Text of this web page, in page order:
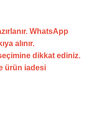
WhatsApp
alınır.
dikkat ediniz.
ürün iadesi